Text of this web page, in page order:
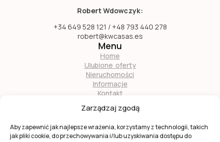
Zarządzaj zgodą
Aby zapewnić jak najlepsze wrażenia, korzystamy z technologii, takich
jak pliki cookie, do przechowywania i/lub uzyskiwania dostępu do
Robert Wdowczyk:
+34 649 528 121 / +48 793 440 278
robert@kwcasas.es
Menu
Home
Ulubione oferty
Nieruchomości
Informacje
Kontakt
Zostań naszym partnerem